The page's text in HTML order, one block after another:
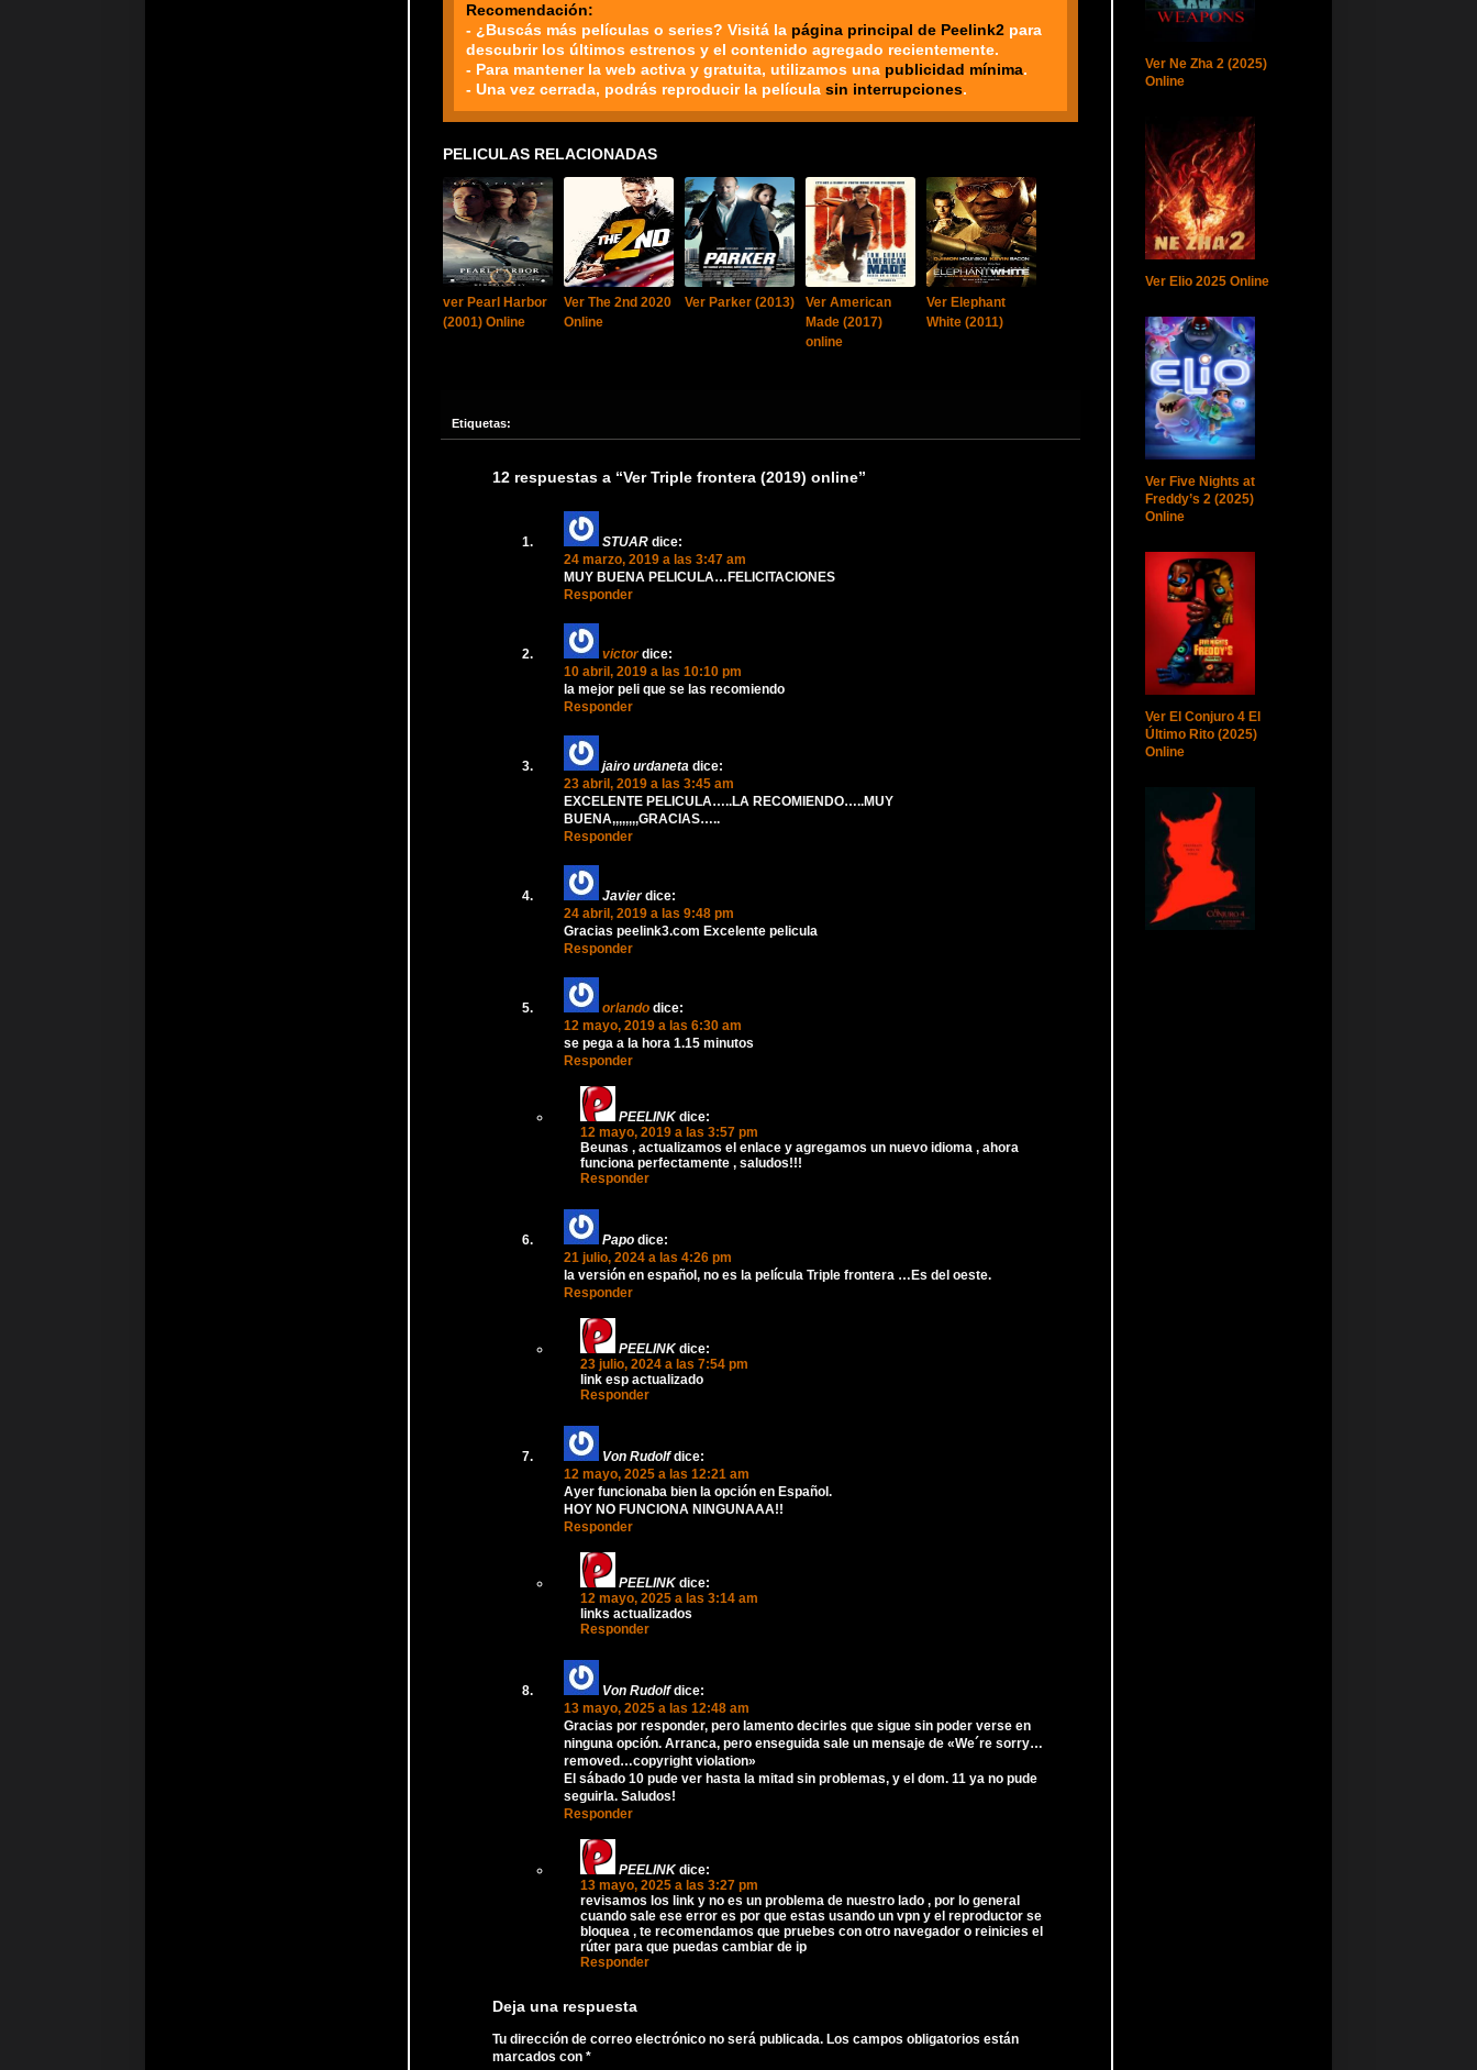
Recomendación:
- ¿Buscás más películas o series? Visitá la página principal de Peelink2 para
descubrir los últimos estrenos y el contenido agregado recientemente.
- Para mantener la web activa y gratuita, utilizamos una publicidad mínima.
- Una vez cerrada, podrás reproducir la película sin interrupciones.
PELICULAS RELACIONADAS
ver Pearl Harbor
(2001) Online
Ver The 2nd 2020
Online
Ver Parker (2013)
Ver American
Made (2017)
online
Ver Elephant
White (2011)
Etiquetas:
12 respuestas a “Ver Triple frontera (2019) online”
STUAR dice:
24 marzo, 2019 a las 3:47 am
MUY BUENA PELICULA…FELICITACIONES
Responder
victor dice:
10 abril, 2019 a las 10:10 pm
la mejor peli que se las recomiendo
Responder
jairo urdaneta dice:
23 abril, 2019 a las 3:45 am
EXCELENTE PELICULA…..LA RECOMIENDO…..MUY
BUENA,,,,,,,,GRACIAS…..
Responder
Javier dice:
24 abril, 2019 a las 9:48 pm
Gracias peelink3.com Excelente pelicula
Responder
orlando dice:
12 mayo, 2019 a las 6:30 am
se pega a la hora 1.15 minutos
Responder
PEELINK dice:
12 mayo, 2019 a las 3:57 pm
Beunas , actualizamos el enlace y agregamos un nuevo idioma , ahora
funciona perfectamente , saludos!!!
Responder
Papo dice:
21 julio, 2024 a las 4:26 pm
la versión en español, no es la película Triple frontera …Es del oeste.
Responder
PEELINK dice:
23 julio, 2024 a las 7:54 pm
link esp actualizado
Responder
Von Rudolf dice:
12 mayo, 2025 a las 12:21 am
Ayer funcionaba bien la opción en Español.
HOY NO FUNCIONA NINGUNAAA!!
Responder
PEELINK dice:
12 mayo, 2025 a las 3:14 am
links actualizados
Responder
Von Rudolf dice:
13 mayo, 2025 a las 12:48 am
Gracias por responder, pero lamento decirles que sigue sin poder verse en
ninguna opción. Arranca, pero enseguida sale un mensaje de «We´re sorry…
removed…copyright violation»
El sábado 10 pude ver hasta la mitad sin problemas, y el dom. 11 ya no pude
seguirla. Saludos!
Responder
PEELINK dice:
13 mayo, 2025 a las 3:27 pm
revisamos los link y no es un problema de nuestro lado , por lo general
cuando sale ese error es por que estas usando un vpn y el reproductor se
bloquea , te recomendamos que pruebes con otro navegador o reinicies el
rúter para que puedas cambiar de ip
Responder
Deja una respuesta
Tu dirección de correo electrónico no será publicada. Los campos obligatorios están
marcados con *
Ver Ne Zha 2 (2025)
Online
Ver Elio 2025 Online
Ver Five Nights at
Freddy’s 2 (2025)
Online
Ver El Conjuro 4 El
Último Rito (2025)
Online